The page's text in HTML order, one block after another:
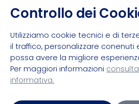
Lavora Con Noi
Controllo dei
Utilizziamo cookie tecnici e di
il traffico, personalizzare conenuti
possa avere la migliore
Per maggiori informazioni
informativa.